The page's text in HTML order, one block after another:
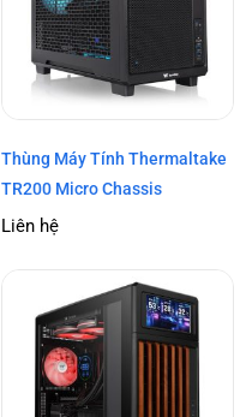
Thùng Máy Tính Thermaltake
TR200 Micro Chassis
Liên hệ